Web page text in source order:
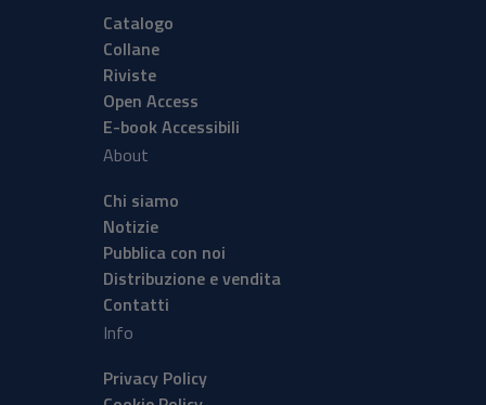
Catalogo
Collane
Riviste
Open Access
E-book Accessibili
About
Chi siamo
Notizie
Pubblica con noi
Distribuzione e vendita
Contatti
Info
Privacy Policy